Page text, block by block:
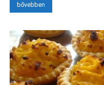
bővebben